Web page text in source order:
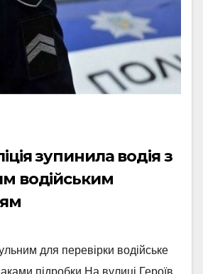
зупинила водія з
водійським
для перевірки водійське
підробки На вулиці Героїв